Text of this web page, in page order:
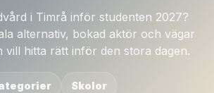
i Timrå inför studenten 2027?
alternativ, bokad aktör och vägar
vill hitta rätt inför den stora dagen.
Skolor